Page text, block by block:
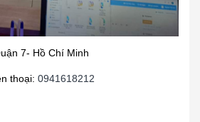
7- Hồ Chí Minh
thoại: 0941618212